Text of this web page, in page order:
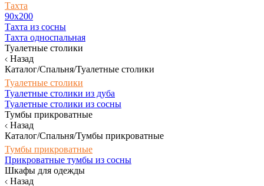
Тахта
90х200
Тахта из сосны
Тахта односпальная
Туалетные столики
Назад
Каталог/Спальня/Туалетные столики
Туалетные столики
Туалетные столики из дуба
Туалетные столики из сосны
Тумбы прикроватные
Назад
Каталог/Спальня/Тумбы прикроватные
Тумбы прикроватные
Прикроватные тумбы из сосны
Шкафы для одежды
Назад